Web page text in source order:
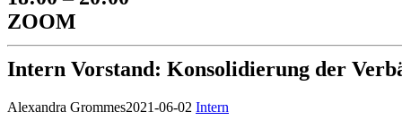
ZOOM
Intern Vorstand: Konsolidierung der
Alexandra Grommes2021-06-02 Intern